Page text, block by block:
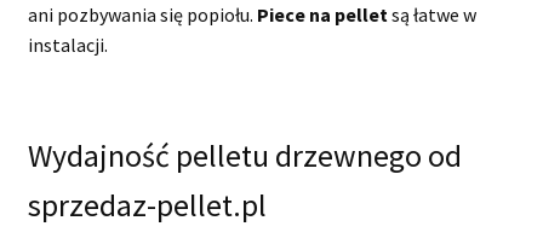
ani pozbywania się popiołu. Piece na pellet są łatwe w
instalacji.
Wydajność pelletu drzewnego od
sprzedaz-pellet.pl